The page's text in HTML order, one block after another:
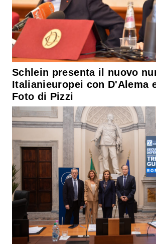
Schlein presenta il nuovo
Italianieuropei con D'Alema
Foto di Pizzi